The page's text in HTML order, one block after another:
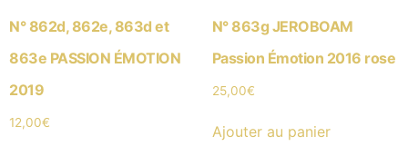
N° 862d, 862e, 863d et
863e PASSION ÉMOTION
2019
12,00€
N° 863g JEROBOAM
Passion Émotion 2016 rose
25,00€
Ajouter au panier